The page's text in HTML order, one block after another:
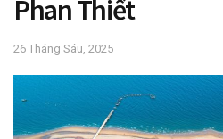
Phan Thiết
26 Tháng Sáu, 2025